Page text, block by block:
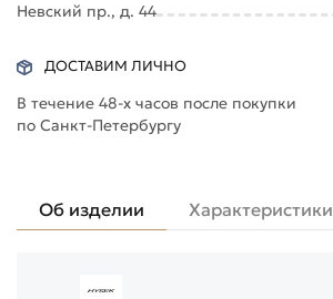
Невский пр., д. 44
ДОСТАВИМ ЛИЧНО
В течение 48-х часов после покупки
по Санкт-Петербургу
Об изделии Характеристики